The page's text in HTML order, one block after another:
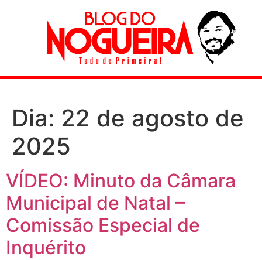
Dia: 22 de agosto de
2025
VÍDEO: Minuto da Câmara
Municipal de Natal –
Comissão Especial de
Inquérito